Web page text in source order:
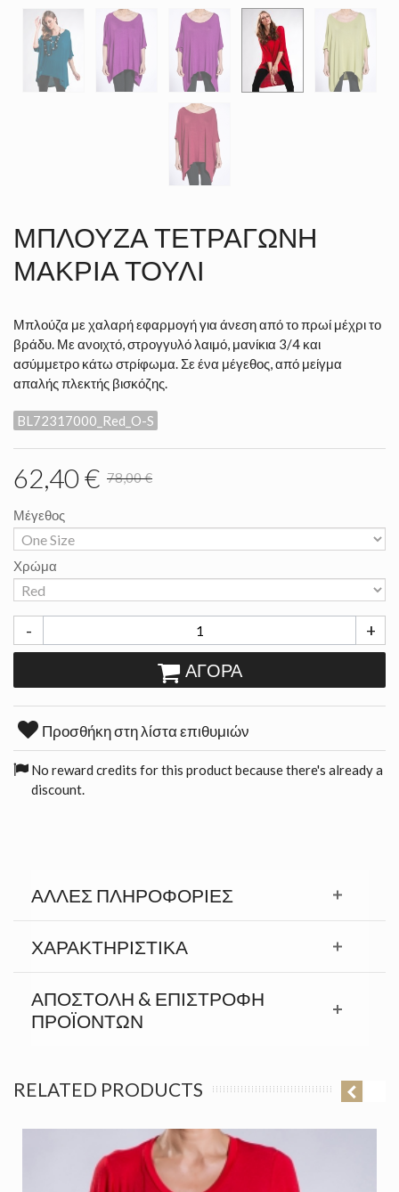
ΜΠΛΟΎΖΑ ΤΕΤΡΆΓΩΝΗ
ΜΑΚΡΙΆ ΤΟΎΛΙ
Μπλούζα με χαλαρή εφαρμογή για άνεση από το πρωί μέχρι το
βράδυ. Με ανοιχτό, στρογγυλό λαιμό, μανίκια 3/4 και
ασύμμετρο κάτω στρίφωμα. Σε ένα μέγεθος, από μείγμα
απαλής πλεκτής βισκόζης.
BL72317000_Red_O-S
62,40 € 78,00 €
Μέγεθος
Χρώμα
- +
ΑΓΟΡΆ
Προσθήκη στη λίστα επιθυμιών
No reward credits for this product because there's already a
discount.
ΆΛΛΕΣ ΠΛΗΡΟΦΟΡΊΕΣ
ΧΑΡΑΚΤΗΡΙΣΤΙΚΆ
ΑΠΟΣΤΟΛΉ & ΕΠΙΣΤΡΟΦΉ
ΠΡΟΪΟΝΤΩΝ
RELATED PRODUCTS